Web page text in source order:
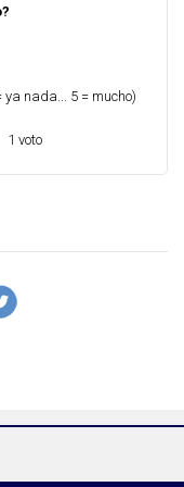
nada... 5 = mucho)
1 voto